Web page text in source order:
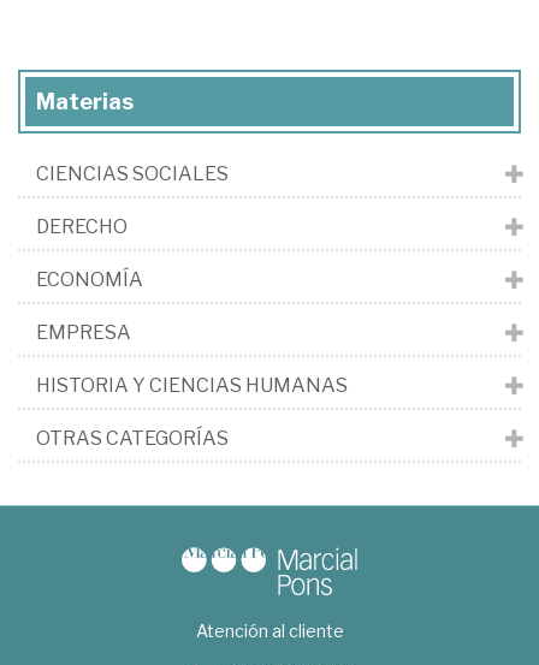
Materias
CIENCIAS SOCIALES
DERECHO
ECONOMÍA
EMPRESA
HISTORIA Y CIENCIAS HUMANAS
OTRAS CATEGORÍAS
Atención al cliente